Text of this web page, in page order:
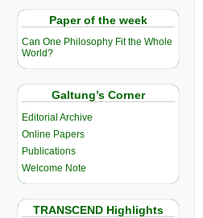
Paper of the week
Can One Philosophy Fit the Whole
World?
Galtung’s Corner
Editorial Archive
Online Papers
Publications
Welcome Note
TRANSCEND Highlights